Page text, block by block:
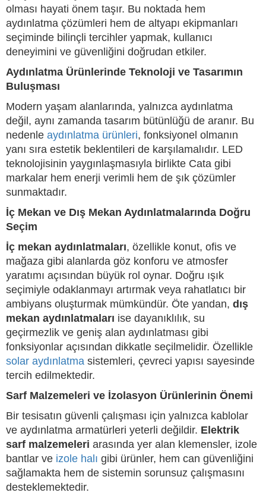
olması hayati önem taşır. Bu noktada hem
aydınlatma çözümleri hem de altyapı ekipmanları
seçiminde bilinçli tercihler yapmak, kullanıcı
deneyimini ve güvenliğini doğrudan etkiler.
Aydınlatma Ürünlerinde Teknoloji ve Tasarımın
Buluşması
Modern yaşam alanlarında, yalnızca aydınlatma
değil, aynı zamanda tasarım bütünlüğü de aranır. Bu
nedenle aydınlatma ürünleri, fonksiyonel olmanın
yanı sıra estetik beklentileri de karşılamalıdır. LED
teknolojisinin yaygınlaşmasıyla birlikte Cata gibi
markalar hem enerji verimli hem de şık çözümler
sunmaktadır.
İç Mekan ve Dış Mekan Aydınlatmalarında Doğru
Seçim
İç mekan aydınlatmaları, özellikle konut, ofis ve
mağaza gibi alanlarda göz konforu ve atmosfer
yaratımı açısından büyük rol oynar. Doğru ışık
seçimiyle odaklanmayı artırmak veya rahatlatıcı bir
ambiyans oluşturmak mümkündür. Öte yandan, dış
mekan aydınlatmaları ise dayanıklılık, su
geçirmezlik ve geniş alan aydınlatması gibi
fonksiyonlar açısından dikkatle seçilmelidir. Özellikle
solar aydınlatma sistemleri, çevreci yapısı sayesinde
tercih edilmektedir.
Sarf Malzemeleri ve İzolasyon Ürünlerinin Önemi
Bir tesisatın güvenli çalışması için yalnızca kablolar
ve aydınlatma armatürleri yeterli değildir. Elektrik
sarf malzemeleri arasında yer alan klemensler, izole
bantlar ve izole halı gibi ürünler, hem can güvenliğini
sağlamakta hem de sistemin sorunsuz çalışmasını
desteklemektedir.